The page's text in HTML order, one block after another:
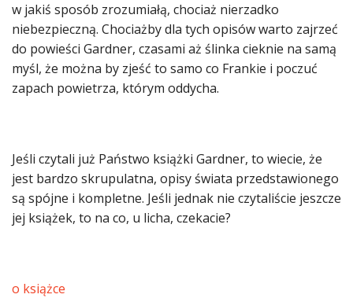
w jakiś sposób zrozumiałą, chociaż nierzadko
niebezpieczną. Chociażby dla tych opisów warto zajrzeć
do powieści Gardner, czasami aż ślinka cieknie na samą
myśl, że można by zjeść to samo co Frankie i poczuć
zapach powietrza, którym oddycha.
Jeśli czytali już Państwo książki Gardner, to wiecie, że
jest bardzo skrupulatna, opisy świata przedstawionego
są spójne i kompletne. Jeśli jednak nie czytaliście jeszcze
jej książek, to na co, u licha, czekacie?
o książce